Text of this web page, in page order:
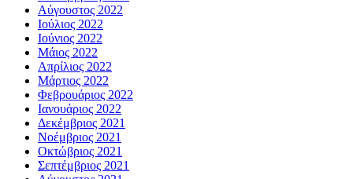
Αύγουστος 2022
Ιούλιος 2022
Ιούνιος 2022
Μάιος 2022
Απρίλιος 2022
Μάρτιος 2022
Φεβρουάριος 2022
Ιανουάριος 2022
Δεκέμβριος 2021
Νοέμβριος 2021
Οκτώβριος 2021
Σεπτέμβριος 2021